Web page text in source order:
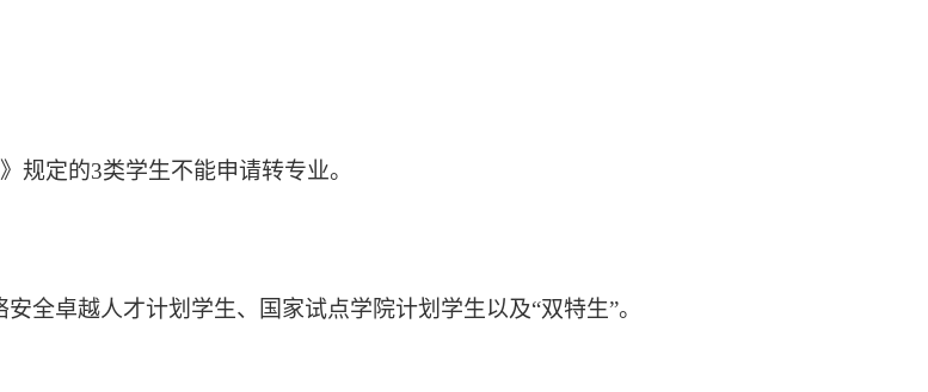
规定的3类学生不能申请转专业。
全卓越人才计划学生、国家试点学院计划学生以及“双特生”。